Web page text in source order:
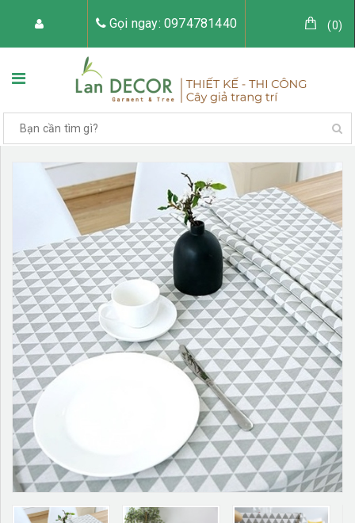
Gọi ngay: 0974781440 (0)
TRANG CHỦ VỀ LAN DECOR
CÂY GIẢ TRANG TRÍ TIỂU CẢNH CÂY GIẢ
TƯỜNG CÂY GIẢ KHĂN TRẢI BÀN
TƯ VẤN LIÊN HỆ